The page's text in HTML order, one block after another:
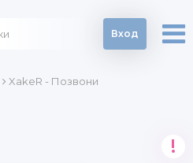
Вход
XakeR - Позвони
!